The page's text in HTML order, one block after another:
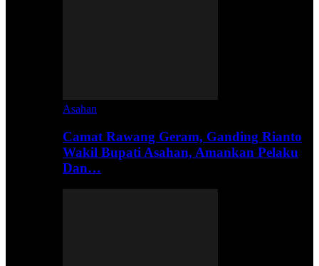
Asahan
Camat Rawang Geram, Ganding Rianto
Wakil Bupati Asahan, Amankan Pelaku
Dan…